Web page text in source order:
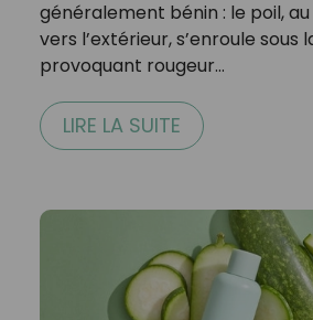
généralement bénin : le poil,
vers l’extérieur, s’enroule sous
provoquant rougeur…
LIRE LA SUITE